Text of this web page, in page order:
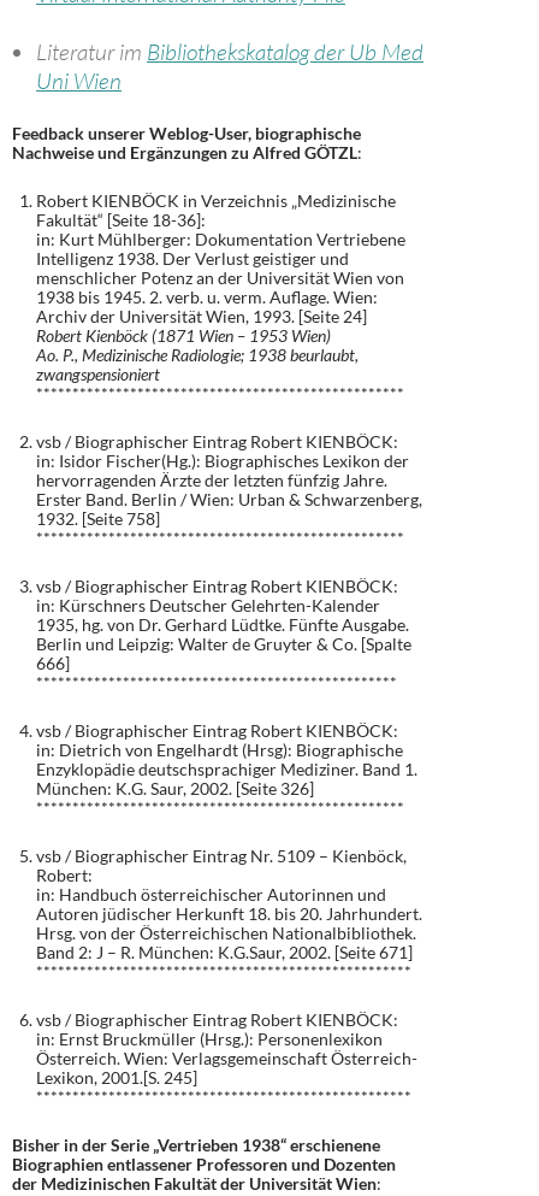
Literatur im Bibliothekskatalog der Ub Med
Uni Wien
Feedback unserer Weblog-User, biographische
Nachweise und Ergänzungen zu Alfred GÖTZL:
Robert KIENBÖCK in Verzeichnis „Medizinische
Fakultät“ [Seite 18-36]:
in: Kurt Mühlberger: Dokumentation Vertriebene
Intelligenz 1938. Der Verlust geistiger und
menschlicher Potenz an der Universität Wien von
1938 bis 1945. 2. verb. u. verm. Auflage. Wien:
Archiv der Universität Wien, 1993. [Seite 24]
Robert Kienböck (1871 Wien – 1953 Wien)
Ao. P., Medizinische Radiologie; 1938 beurlaubt,
zwangspensioniert
***************************************************
vsb / Biographischer Eintrag Robert KIENBÖCK:
in: Isidor Fischer(Hg.): Biographisches Lexikon der
hervorragenden Ärzte der letzten fünfzig Jahre.
Erster Band. Berlin / Wien: Urban & Schwarzenberg,
1932. [Seite 758]
***************************************************
vsb / Biographischer Eintrag Robert KIENBÖCK:
in: Kürschners Deutscher Gelehrten-Kalender
1935, hg. von Dr. Gerhard Lüdtke. Fünfte Ausgabe.
Berlin und Leipzig: Walter de Gruyter & Co. [Spalte
666]
**************************************************
vsb / Biographischer Eintrag Robert KIENBÖCK:
in: Dietrich von Engelhardt (Hrsg): Biographische
Enzyklopädie deutschsprachiger Mediziner. Band 1.
München: K.G. Saur, 2002. [Seite 326]
***************************************************
vsb / Biographischer Eintrag Nr. 5109 – Kienböck,
Robert:
in: Handbuch österreichischer Autorinnen und
Autoren jüdischer Herkunft 18. bis 20. Jahrhundert.
Hrsg. von der Österreichischen Nationalbibliothek.
Band 2: J – R. München: K.G.Saur, 2002. [Seite 671]
****************************************************
vsb / Biographischer Eintrag Robert KIENBÖCK:
in: Ernst Bruckmüller (Hrsg.): Personenlexikon
Österreich. Wien: Verlagsgemeinschaft Österreich-
Lexikon, 2001.[S. 245]
****************************************************
Bisher in der Serie „Vertrieben 1938“ erschienene
Biographien entlassener Professoren und Dozenten
der Medizinischen Fakultät der Universität Wien: